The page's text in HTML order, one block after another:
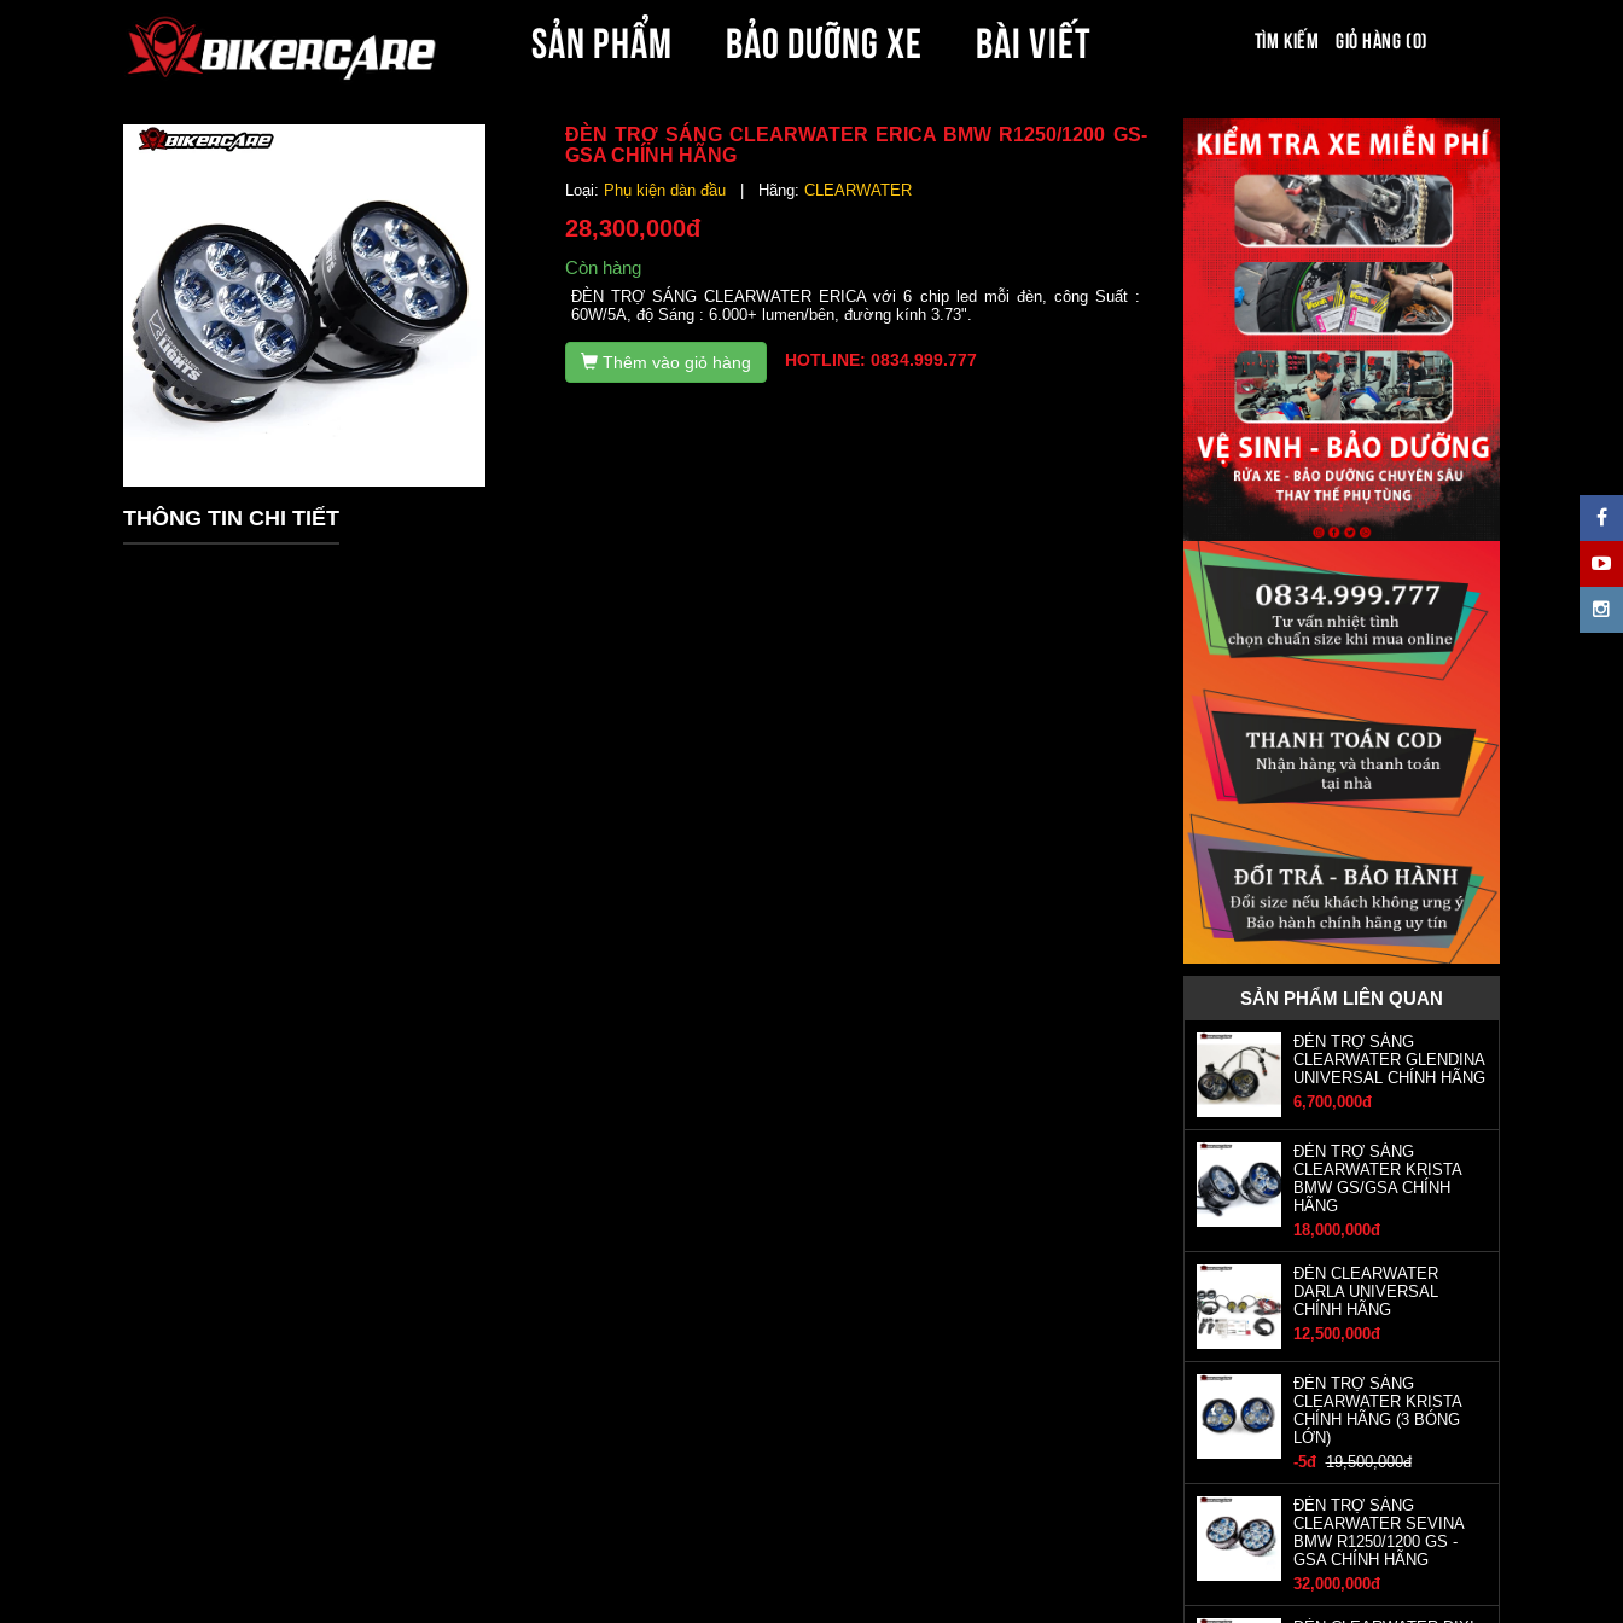
SẢN PHẨM BẢO DƯỠNG XE BÀI VIẾT Tìm kiếm Giỏ hàng (0)
ĐÈN TRỢ SÁNG CLEARWATER ERICA BMW R1250/1200 GS-
GSA CHÍNH HÃNG
Loại: Phụ kiện dàn đầu| Hãng: CLEARWATER
28,300,000đ
Còn hàng
ĐÈN TRỢ SÁNG CLEARWATER ERICA với 6 chip led mỗi đèn, công Suất :
60W/5A, độ Sáng : 6.000+ lumen/bên, đường kính 3.73".
Thêm vào giỏ hàng HOTLINE: 0834.999.777
THÔNG TIN CHI TIẾT
SẢN PHẨM LIÊN QUAN
ĐÈN TRỢ SÁNG
CLEARWATER GLENDINA
UNIVERSAL CHÍNH HÃNG
6,700,000đ
ĐÈN TRỢ SÁNG
CLEARWATER KRISTA
BMW GS/GSA CHÍNH
HÃNG
18,000,000đ
ĐÈN CLEARWATER
DARLA UNIVERSAL
CHÍNH HÃNG
12,500,000đ
ĐÈN TRỢ SÁNG
CLEARWATER KRISTA
CHÍNH HÃNG (3 BÓNG
LỚN)
-5đ 19,500,000đ
ĐÈN TRỢ SÁNG
CLEARWATER SEVINA
BMW R1250/1200 GS -
GSA CHÍNH HÃNG
32,000,000đ